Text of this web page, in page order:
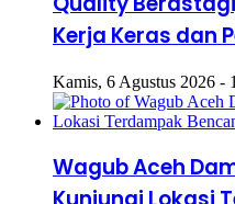
Kerja Keras dan
Kamis, 6 Agustus 2026 -
Wagub Aceh